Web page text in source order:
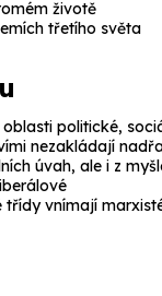
životě
třetího světa
politické,
nezakládají
úvah, ale i z
třídy vnímají